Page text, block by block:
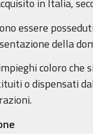
in Italia,
essere
della
coloro
o dispensati